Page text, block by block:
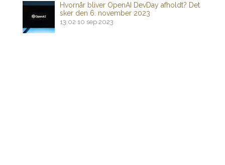
Hvornår bliver OpenAI DevDay afholdt? Det
sker den 6. november 2023
13:02 10 sep 2023